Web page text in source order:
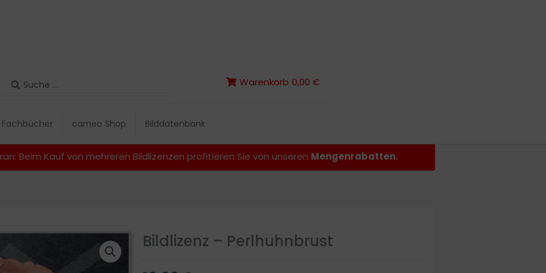
Search
Warenkorb 0,00 €
Fachbücher carneo Shop Bilddatenbank
Search
Warenkorb 0,00 €
Fachbücher carneo Shop Bilddatenbank
Beim Kauf von mehreren Bildlizenzen profitieren Sie von unseren Mengenrabatten.
Bildlizenz – Perlhuhnbrust